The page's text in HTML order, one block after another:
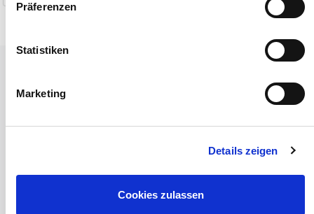
Präferenzen
Statistiken
Marketing
Details zeigen
Cookies zulassen
Weideunterstand groß
Grundlagen der Hühnerhaltung